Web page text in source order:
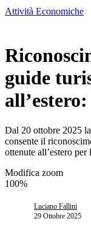
Attività Economiche
guide
Dal 20 ottobre 2025
consente il
ottenute all’estero
Modifica zoom
100%
Luciano Fallini
29 Ottobre 2025